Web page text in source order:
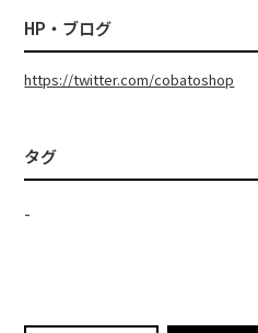
HP・ブログ
https://twitter.com/cobatoshop
タグ
-